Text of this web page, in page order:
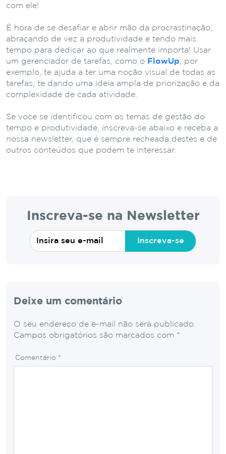
com ele!
É hora de se desafiar e abrir mão da procrastinação,
abraçando de vez a produtividade e tendo mais
tempo para dedicar ao que realmente importa! Usar
um gerenciador de tarefas, como o FlowUp , por
exemplo, te ajuda a ter uma noção visual de todas as
tarefas, te dando uma ideia ampla de priorização e da
complexidade de cada atividade.
Se você se identificou com os temas de gestão do
tempo e produtividade, inscreva-se abaixo e receba a
nossa newsletter, que é sempre recheada destes e de
outros conteúdos que podem te interessar.
Inscreva-se na Newsletter
Inscreva-se
Deixe um comentário
O seu endereço de e-mail não será publicado.
Campos obrigatórios são marcados com *
Comentário *